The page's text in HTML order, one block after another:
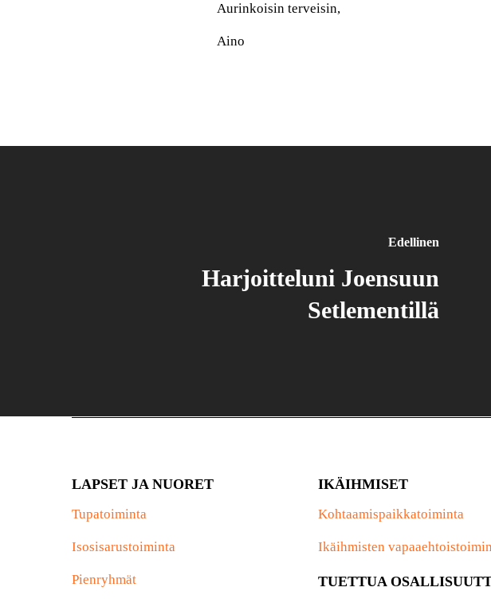
Aurinkoisin terveisin,
Aino
Edellinen
Harjoitteluni Joensuun
Setlementillä
LAPSET JA NUORET
Tupatoiminta
Isosisarustoiminta
Pienryhmät
IKÄIHMISET
Kohtaamispaikkatoiminta
Ikäihmisten
TUETTUA